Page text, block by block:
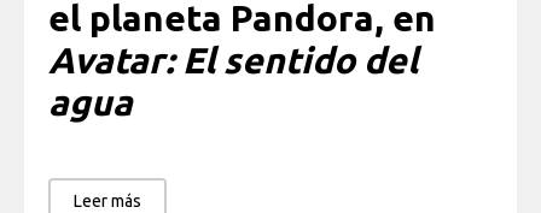
el planeta Pandora, en
Avatar: El sentido del
agua
Leer más